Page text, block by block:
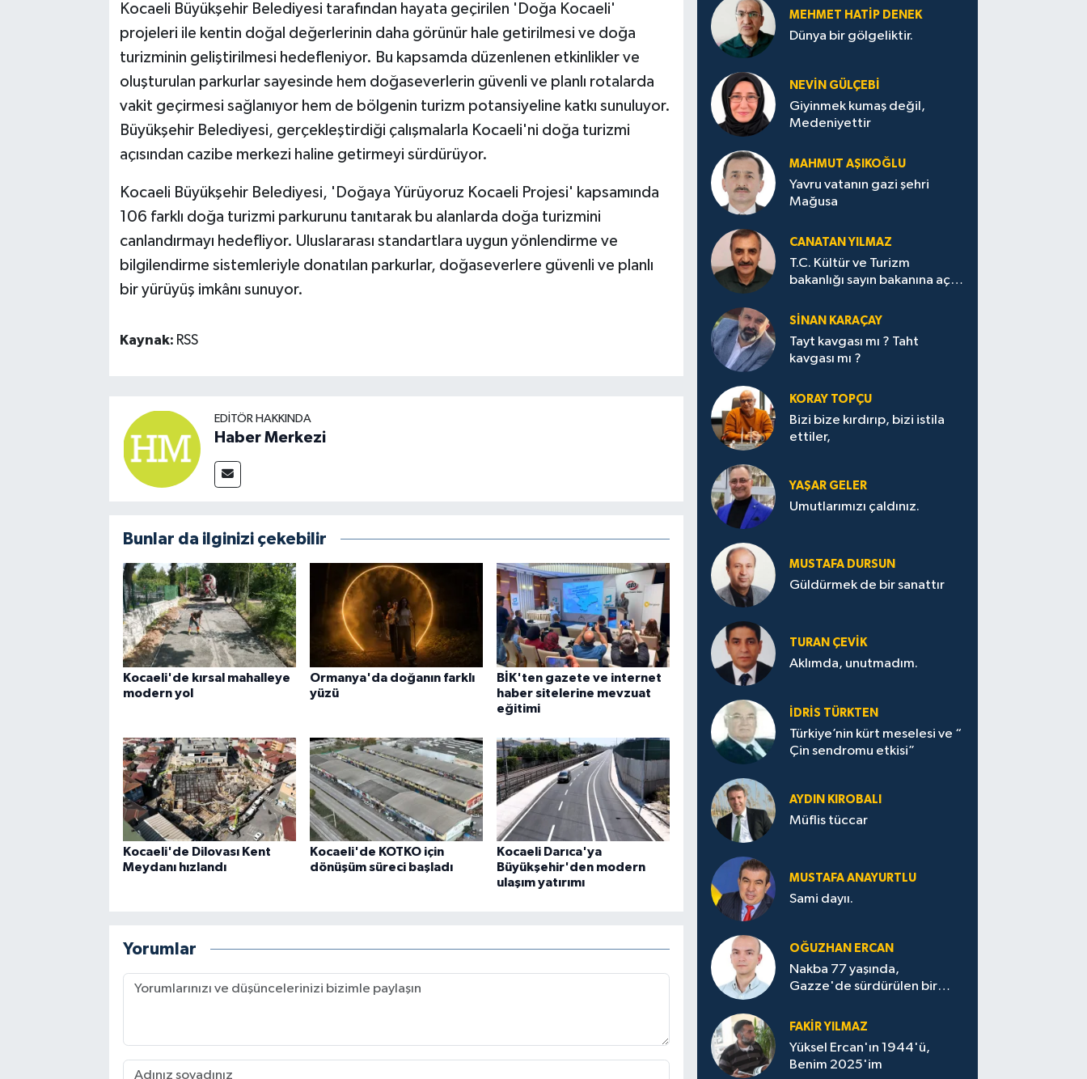
Kocaeli Büyükşehir Belediyesi tarafından hayata geçirilen 'Doğa Kocaeli'
projeleri ile kentin doğal değerlerinin daha görünür hale getirilmesi ve doğa
turizminin geliştirilmesi hedefleniyor. Bu kapsamda düzenlenen etkinlikler ve
oluşturulan parkurlar sayesinde hem doğaseverlerin güvenli ve planlı rotalarda
vakit geçirmesi sağlanıyor hem de bölgenin turizm potansiyeline katkı sunuluyor.
Büyükşehir Belediyesi, gerçekleştirdiği çalışmalarla Kocaeli'ni doğa turizmi
açısından cazibe merkezi haline getirmeyi sürdürüyor.
Kocaeli Büyükşehir Belediyesi, 'Doğaya Yürüyoruz Kocaeli Projesi' kapsamında
106 farklı doğa turizmi parkurunu tanıtarak bu alanlarda doğa turizmini
canlandırmayı hedefliyor. Uluslararası standartlara uygun yönlendirme ve
bilgilendirme sistemleriyle donatılan parkurlar, doğaseverlere güvenli ve planlı
bir yürüyüş imkânı sunuyor.
Kaynak: RSS
EDITÖR HAKKINDA
Haber Merkezi
Bunlar da ilginizi çekebilir
Kocaeli'de kırsal mahalleye
modern yol
Ormanya'da doğanın farklı
yüzü
BİK'ten gazete ve internet
haber sitelerine mevzuat
eğitimi
Kocaeli'de Dilovası Kent
Meydanı hızlandı
Kocaeli'de KOTKO için
dönüşüm süreci başladı
Kocaeli Darıca'ya
Büyükşehir'den modern
ulaşım yatırımı
Yorumlar
MEHMET HATİP DENEK
Dünya bir gölgeliktir.
NEVİN GÜLÇEBİ
Giyinmek kumaş değil,
Medeniyettir
MAHMUT AŞIKOĞLU
Yavru vatanın gazi şehri
Mağusa
CANATAN YILMAZ
T.C. Kültür ve Turizm
bakanlığı sayın bakanına açık
SİNAN KARAÇAY
Tayt kavgası mı ? Taht
kavgası mı ?
KORAY TOPÇU
Bizi bize kırdırıp, bizi istila
ettiler,
YAŞAR GELER
Umutlarımızı çaldınız.
MUSTAFA DURSUN
Güldürmek de bir sanattır
TURAN ÇEVİK
Aklımda, unutmadım.
İDRİS TÜRKTEN
Türkiye’nin kürt meselesi ve “
Çin sendromu etkisi”
AYDIN KIROBALI
Müflis tüccar
MUSTAFA ANAYURTLU
Sami dayıı.
OĞUZHAN ERCAN
Nakba 77 yaşında,
Gazze'de sürdürülen bir
FAKİR YILMAZ
Yüksel Ercan'ın 1944'ü,
Benim 2025'im